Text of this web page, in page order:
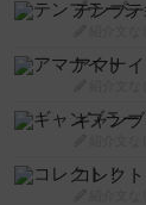
テンプ
アマナイ
ギャン
コレクト